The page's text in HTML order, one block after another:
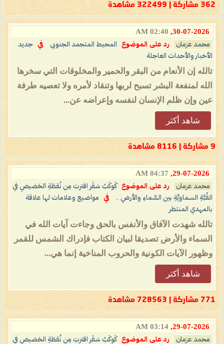
362 مشاركة | 322499 مشاهدة
30-07-2026,
02:40 AM
محمد عزمان رد على الموضوع المحيط المتجمد الجنوبي في
جديد
الأخبار والأحداث العاجلة
تالله إن الأنعام من البقر والحمير والمخلوقات التي سخرها
الله لمنفعة البشر تسبح لربها وتنقاد لأمره ولا تعصيه طرفة
عين وإن ظلم الإنسان لنفسه وإعراضه عن...
شاهد أكثر
9 مشاركة | 8116 مشاهدة
29-07-2026,
04:37 AM
محمد عزمان رد على الموضوع
كَوكَبُ سَقَر اقتربَ مِن نُقطَةِ الحَضيضِ في
القُبَّةِ السماويَّةِ بين السَّماءِ والأرضِ ..
في
مواضيع وعلامات لها علاقة
بالمهدي المنتظر
تالله شهدت الآفاق والأنفس بالحق وجاءت آيات الله في
السماء والأرض تصديقا لبيان الكتاب فإدراك الشمس للقمر
وظهور الآيات الكونية والحروب المناخية إنما هي...
شاهد أكثر
771 مشاركة | 728563 مشاهدة
29-07-2026,
03:14 AM
محمد عزمان رد على الموضوع
كَوكَبُ سَقَر اقتربَ مِن نُقطَةِ الحَضيضِ في